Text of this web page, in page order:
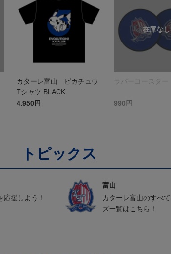
カターレ富山 ピカチュウ
Tシャツ BLACK
4,950円
ラバーコースター
990円
トピックス
援しよう！
富山
カターレ富山のすべ
ズ一覧はこちら！